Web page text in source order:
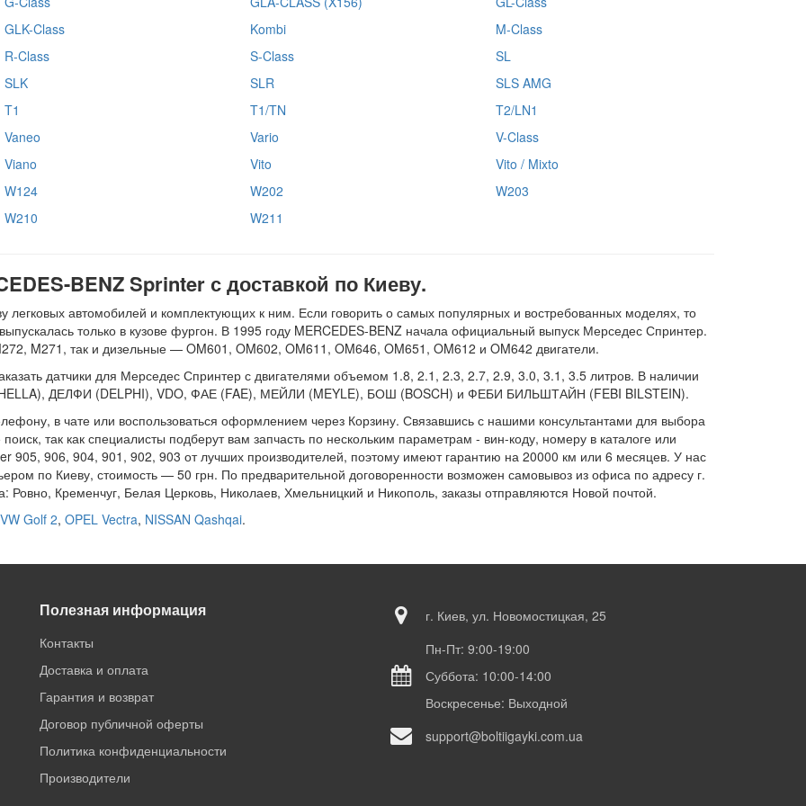
GLK-Class
Kombi
M-Class
R-Class
S-Class
SL
SLK
SLR
SLS AMG
T1
T1/TN
T2/LN1
Vaneo
Vario
V-Class
Viano
Vito
Vito / Mixto
W124
W202
W203
W210
W211
BENZ Sprinter с доставкой по Киеву.
легковых автомобилей и комплектующих к ним. Если говорить о самых популярных и востребованных моделях, то
только в кузове фургон. В 1995 году MERCEDES-BENZ начала официальный выпуск Мерседес Спринтер.
M271, так и дизельные — OM601, OM602, OM611, OM646, OM651, OM612 и OM642 двигатели.
датчики для Мерседес Спринтер с двигателями объемом 1.8, 2.1, 2.3, 2.7, 2.9, 3.0, 3.1, 3.5 литров. В наличии
ДЕЛФИ (DELPHI), VDO, ФАЕ (FAE), МЕЙЛИ (MEYLE), БОШ (BOSCH) и ФЕБИ БИЛЬШТАЙН (FEBI BILSTEIN).
в чате или воспользоваться оформлением через Корзину. Связавшись с нашими консультантами для выбора
так как специалисты подберут вам запчасть по нескольким параметрам - вин-коду, номеру в каталоге или
905, 906, 904, 901, 902, 903 от лучших производителей, поэтому имеют гарантию на 20000 км или 6 месяцев. У нас
по Киеву, стоимость — 50 грн. По предварительной договоренности возможен самовывоз из офиса по адресу г.
Ровно, Кременчуг, Белая Церковь, Николаев, Хмельницкий и Никополь, заказы отправляются Новой почтой.
VW Golf 2, OPEL Vectra, NISSAN Qashqai.
Полезная информация
Контакты
Доставка и оплата
Гарантия и возврат
Договор публичной оферты
Политика конфиденциальности
Производители
г. Киев, ул. Новомостицкая, 25
Пн-Пт: 9:00-19:00
Суббота: 10:00-14:00
Воскресенье: Выходной
support@boltiigayki.com.ua